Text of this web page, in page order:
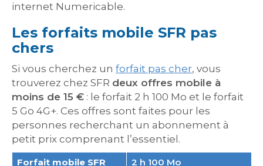
internet Numericable.
Les forfaits mobile SFR pas
chers
Si vous cherchez un forfait pas cher, vous
trouverez chez SFR deux offres mobile à
moins de 15 € : le forfait 2 h 100 Mo et le forfait
5 Go 4G+. Ces offres sont faites pour les
personnes recherchant un abonnement à
petit prix comprenant l’essentiel.
Forfait mobile SFR 2 h 100 Mo